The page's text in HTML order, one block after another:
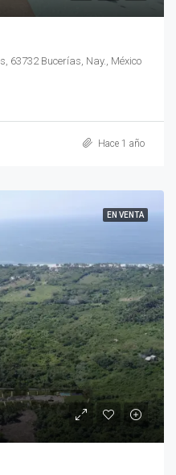
63732 Bucerías, Nay., México
Hace 1 año
EN VENTA